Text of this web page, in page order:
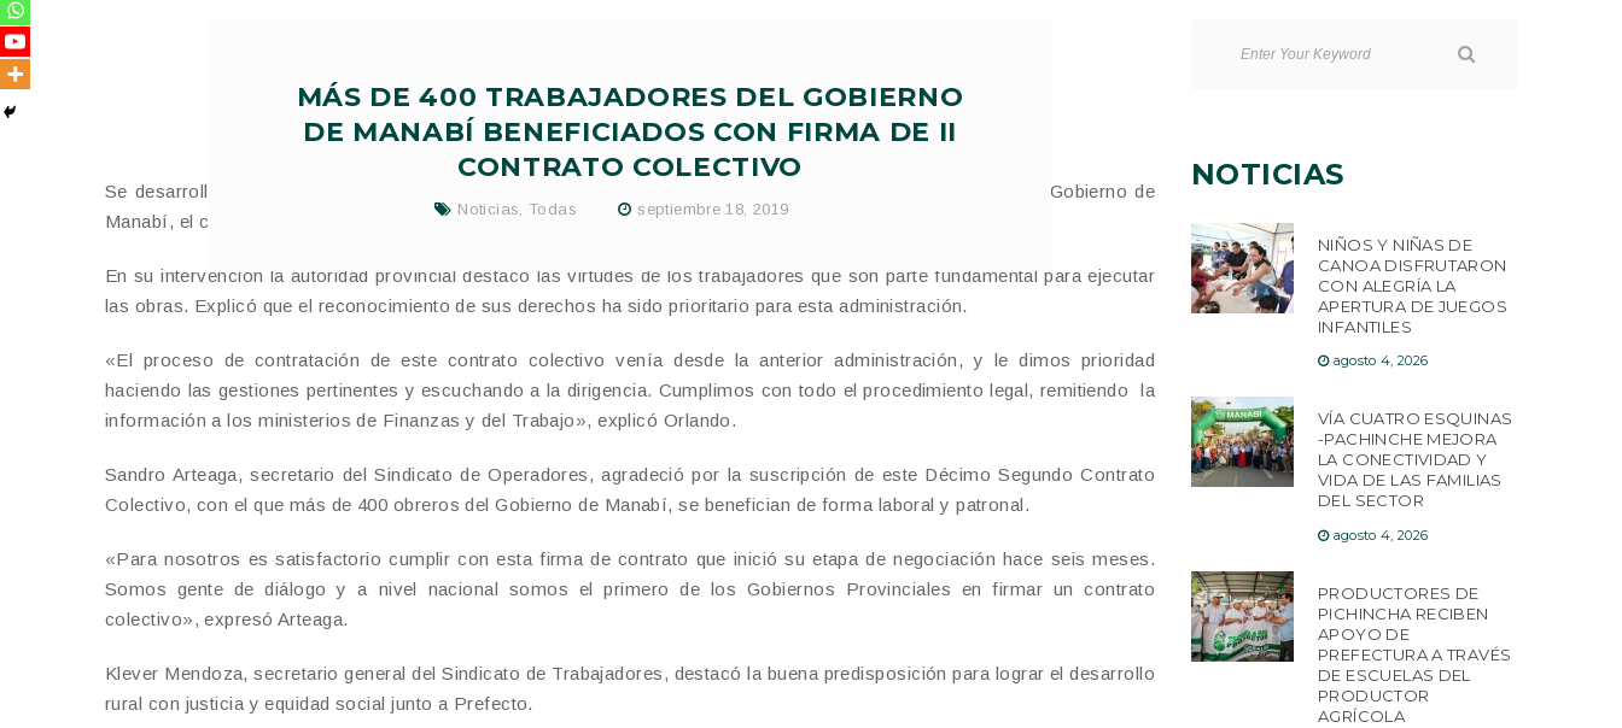
MÁS DE 400 TRABAJADORES DEL GOBIERNO
DE MANABÍ BENEFICIADOS CON FIRMA DE II
CONTRATO COLECTIVO
Noticias, Todas septiembre 18, 2019
Se desarrolló el acto por la firma del Décimo Segundo Contrato Colectivo de trabajadores y operadores del Gobierno de
Manabí, el cual fue suscrito por el prefecto Leonardo Orlando.
En su intervención la autoridad provincial destacó las virtudes de los trabajadores que son parte fundamental para ejecutar
las obras. Explicó que el reconocimiento de sus derechos ha sido prioritario para esta administración.
«El proceso de contratación de este contrato colectivo venía desde la anterior administración, y le dimos prioridad
haciendo las gestiones pertinentes y escuchando a la dirigencia. Cumplimos con todo el procedimiento legal, remitiendo la
información a los ministerios de Finanzas y del Trabajo», explicó Orlando.
Sandro Arteaga, secretario del Sindicato de Operadores, agradeció por la suscripción de este Décimo Segundo Contrato
Colectivo, con el que más de 400 obreros del Gobierno de Manabí, se benefician de forma laboral y patronal.
«Para nosotros es satisfactorio cumplir con esta firma de contrato que inició su etapa de negociación hace seis meses.
Somos gente de diálogo y a nivel nacional somos el primero de los Gobiernos Provinciales en firmar un contrato
colectivo», expresó Arteaga.
Klever Mendoza, secretario general del Sindicato de Trabajadores, destacó la buena predisposición para lograr el desarrollo
rural con justicia y equidad social junto a Prefecto.
NOTICIAS
NIÑOS Y NIÑAS DE
CANOA DISFRUTARON
CON ALEGRÍA LA
APERTURA DE JUEGOS
INFANTILES
agosto 4, 2026
VÍA CUATRO ESQUINAS
-PACHINCHE MEJORA
LA CONECTIVIDAD Y
VIDA DE LAS FAMILIAS
DEL SECTOR
agosto 4, 2026
PRODUCTORES DE
PICHINCHA RECIBEN
APOYO DE
PREFECTURA A TRAVÉS
DE ESCUELAS DEL
PRODUCTOR
AGRÍCOLA